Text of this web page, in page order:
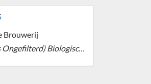
Brouwerij
(Budels Ongefilterd) Biologisch Bier